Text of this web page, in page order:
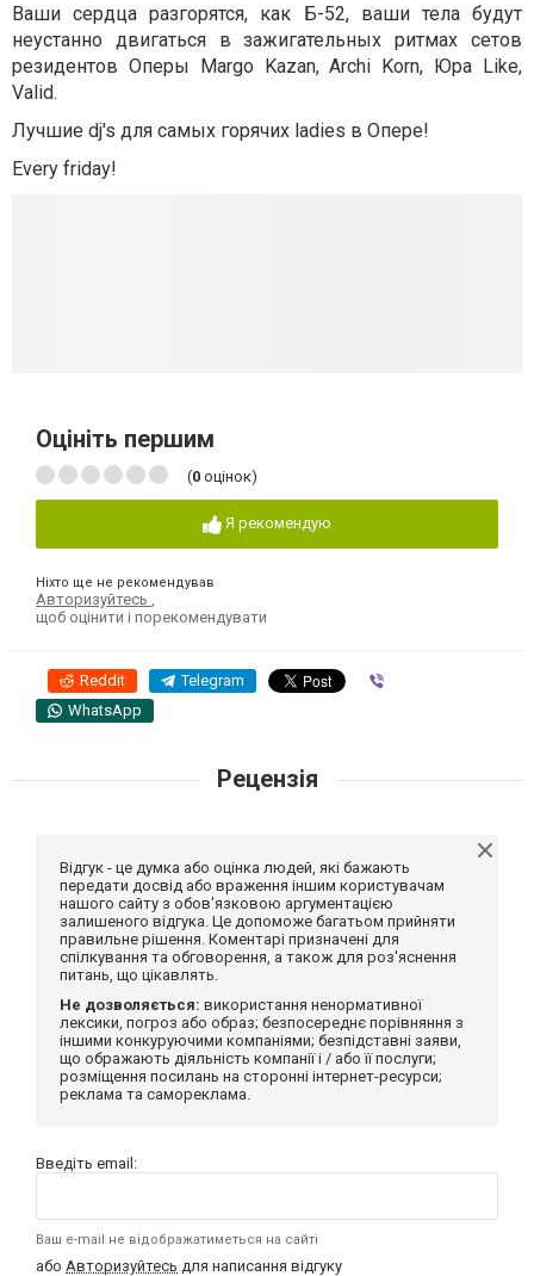
Ваши сердца разгорятся, как Б-52, ваши тела будут
неустанно двигаться в зажигательных ритмах сетов
резидентов Оперы Margo Kazan, Archi Korn, Юра Like,
Valid.
Лучшие dj's для самых горячих ladies в Опере!
Every friday!
Оцініть першим
(0 оцінок)
Я рекомендую
Ніхто ще не рекомендував
Авторизуйтесь
щоб оцінити і порекомендувати
Reddit Telegram
WhatsApp
Рецензія
Відгук - це думка або оцінка людей, які бажають
передати досвід або враження іншим користувачам
нашого сайту з обов'язковою аргументацією
залишеного відгука. Це допоможе багатьом прийняти
правильне рішення. Коментарі призначені для
спілкування та обговорення, а також для роз'яснення
питань, що цікавлять.
Не дозволяється: використання ненормативної
лексики, погроз або образ; безпосереднє порівняння з
іншими конкуруючими компаніями; безпідставні заяви,
що ображають діяльність компанії і / або її послуги;
розміщення посилань на сторонні інтернет-ресурси;
реклама та самореклама.
Введіть email:
Ваш e-mail не відображатиметься на сайті
або Авторизуйтесь для написання відгуку